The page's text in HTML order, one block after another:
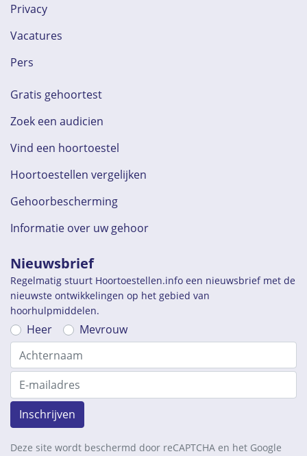
Privacy
Vacatures
Pers
Gratis gehoortest
Zoek een audicien
Vind een hoortoestel
Hoortoestellen vergelijken
Gehoorbescherming
Informatie over uw gehoor
Nieuwsbrief
Regelmatig stuurt Hoortoestellen.info een nieuwsbrief met de
nieuwste ontwikkelingen op het gebied van
hoorhulpmiddelen.
Heer Mevrouw
Inschrijven
Deze site wordt beschermd door reCAPTCHA en het Google